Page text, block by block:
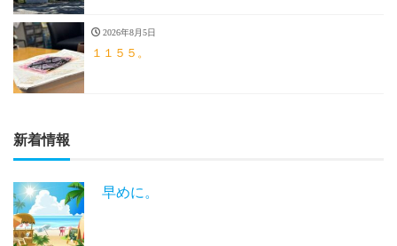
2026年8月5日
１１５５。
新着情報
早めに。